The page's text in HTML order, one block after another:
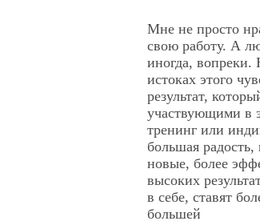
Мне не просто
свою работу. А
иногда, вопреки.
истоках этого
результат,
участвующими в
тренинг или
большая
новые, более
высоких
в себе, ставят
большей